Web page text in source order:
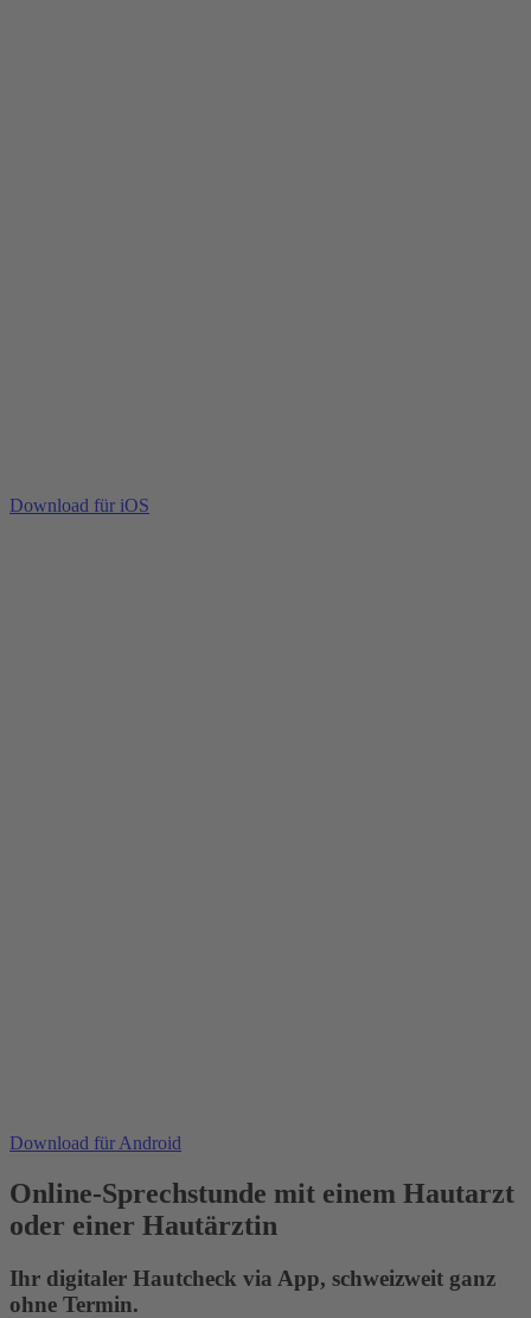
Download für iOS
Download für Android
Online-Sprechstunde mit einem Hautarzt
oder einer Hautärztin
Ihr digitaler Hautcheck via App, schweizweit ganz
ohne Termin.